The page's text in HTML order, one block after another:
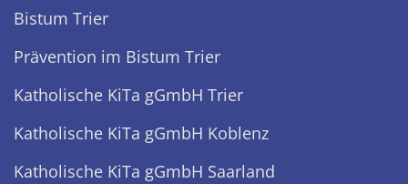
Bistum Trier
Prävention im Bistum Trier
Katholische KiTa gGmbH Trier
Katholische KiTa gGmbH Koblenz
Katholische KiTa gGmbH Saarland